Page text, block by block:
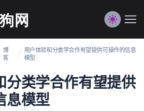
Switch
博
客
用户体验和分类学合作有望提供可操作的信息
模型
分类学合作有望提供
息模型